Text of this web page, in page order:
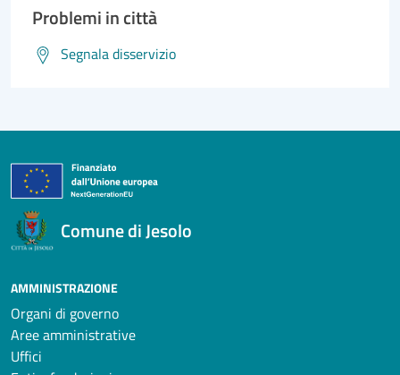
Problemi in città
Segnala disservizio
Comune di Jesolo
AMMINISTRAZIONE
Organi di governo
Aree amministrative
Uffici